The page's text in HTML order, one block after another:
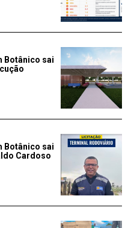
Botânico sai
Botânico sai
Cardoso